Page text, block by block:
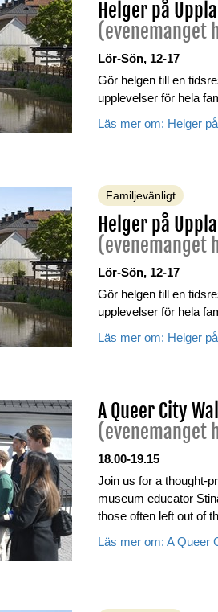
Helger på
(evenemanget
Lör-Sön, 12-17
Gör helgen till en
upplevelser för hela
Läs mer om: Helger
Familjevänligt
Helger på
(evenemanget
Lör-Sön, 12-17
Gör helgen till en
upplevelser för hela
Läs mer om: Helger
A Queer City
(evenemanget
18.00-19.15
Join us for a thought-
museum educator
those often left out of
Läs mer om: A Queer